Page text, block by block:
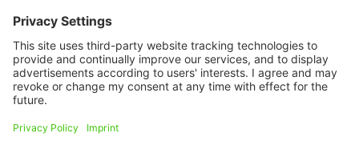
We need your consent to load the
OpenStreetMap service!
We use OpenStreetMap to embed
your activity. Please review the details
Iscriviti alla nostra
newsletter
Iscriviti oggi stesso gratuitamente e sii il primo
a scoprire tutte le novità.